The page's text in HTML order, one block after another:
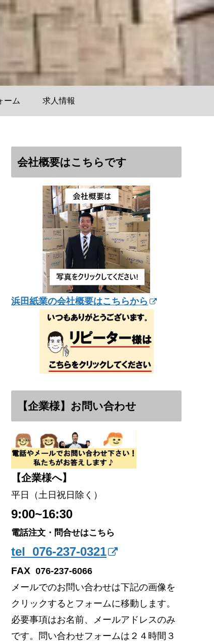
ーム 求人情報
会社概要はこちらです
浜田紙業の会社概要はこちらから
【企業様】お問い合わせ
【企業様へ】
平日（土日祝日除く）
9:00~16:30
電話注文・問合せはこちら
tel 076-237-0321
FAX 076-237-6066
メールでのお問い合わせは下記の画像を
クリックするとフォームに移動します。
必要事項はお名前、メールアドレスのみ
です。問い合わせフォームは２４時間３